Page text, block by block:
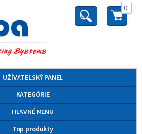
0
UŽÍVATEĽSKÝ PANEL
KATEGÓRIE
HLAVNÉ MENU
Top produkty